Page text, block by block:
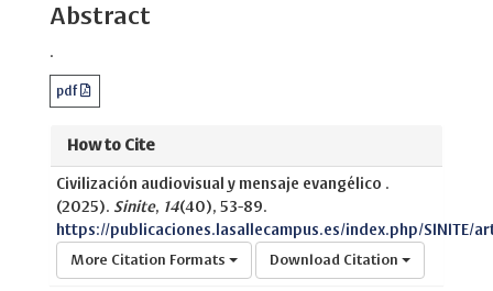
Abstract
.
pdf
How to Cite
Civilización audiovisual y mensaje evangélico .
(2025). Sinite, 14(40), 53-89.
https://publicaciones.lasallecampus.es/index.php/SINITE/
More Citation Formats Download Citation